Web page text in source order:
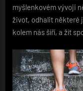
myšlenkovém vývoji
život, odhalit některé
kolem nás šíří, a žít